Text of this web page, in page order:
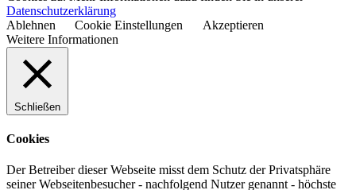
Datenschutzerklärung
Ablehnen
Cookie Einstellungen
Akzeptieren
Weitere Informationen
Schließen
Cookies
Der Betreiber dieser Webseite misst dem Schutz der Privatsphäre
seiner Webseitenbesucher - nachfolgend Nutzer genannt - höchste